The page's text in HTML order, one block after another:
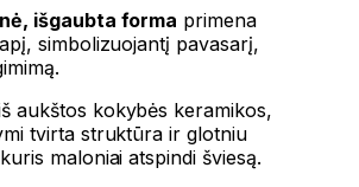
išgaubta forma primena
simbolizuojantį pavasarį,
aukštos kokybės keramikos,
tvirta struktūra ir glotniu
maloniai atspindi šviesą.